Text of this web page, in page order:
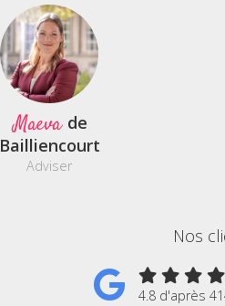
Maeva de
Bailliencourt
Adviser
Nos
4.8 d'après